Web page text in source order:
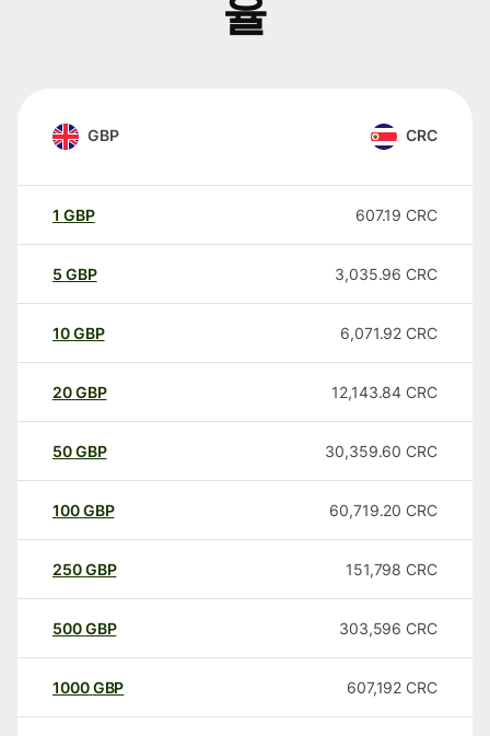
율
GBP CRC
1 GBP 607.19 CRC
5 GBP 3,035.96 CRC
10GBP 6,071.92 CRC
20GBP 12,143.84 CRC
50GBP 30,359.60 CRC
100GBP 60,719.20 CRC
250GBP 151,798 CRC
500GBP 303,596 CRC
1000GBP 607,192 CRC